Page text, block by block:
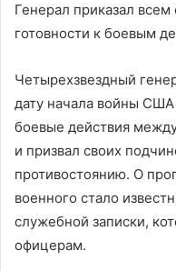
Генерал приказал
готовности к боевым
Четырехзвездный
дату начала войны США
боевые действия
и призвал своих
противостоянию. О
военного стало
служебной записки,
офицерам.